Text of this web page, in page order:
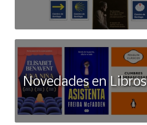
Novedades en Libros